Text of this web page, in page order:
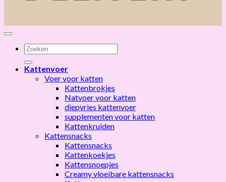
Zoeken
naar:
Kattenvoer
Voer voor katten
Kattenbrokjes
Natvoer voor katten
diepvries kattenvoer
supplementen voor katten
Kattenkruiden
Kattensnacks
Kattensnacks
Kattenkoekjes
Kattensnoepjes
Creamy vloeibare kattensnacks